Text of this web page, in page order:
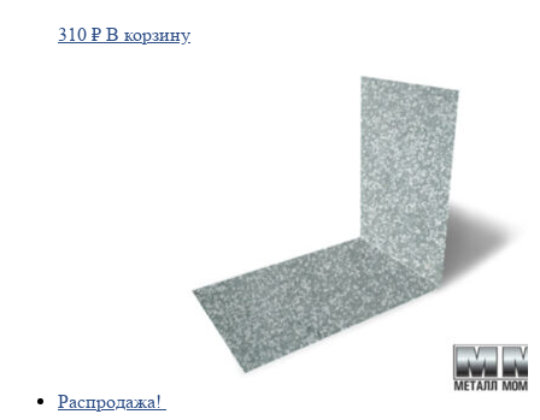
310 ₽ В корзину
Распродажа!